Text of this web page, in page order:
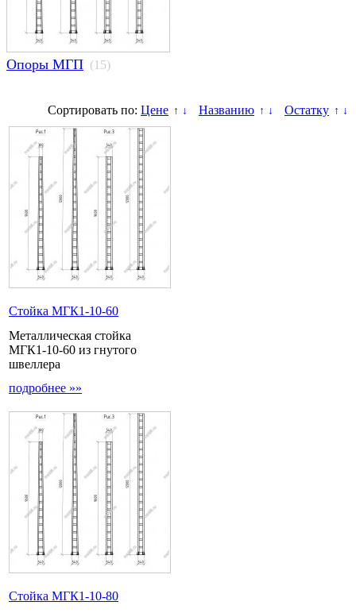
Опоры МГП (15)
Сортировать по: Цене ↑ ↓ Названию ↑ ↓ Остатку ↑ ↓
Стойка МГК1-10-60
Металлическая стойка
МГК1-10-60 из гнутого
швеллера
подробнее »»
Стойка МГК1-10-80